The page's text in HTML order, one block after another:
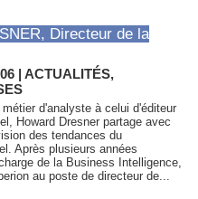
Directeur de la
| ACTUALITÉS,
métier d'analyste à celui d'éditeur
Howard Dresner partage avec
des tendances du
Après plusieurs années
de la Business Intelligence,
au poste de directeur de...